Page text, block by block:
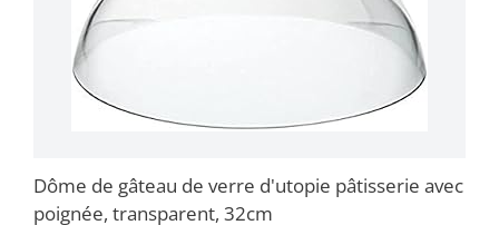
Dôme de gâteau de verre d'utopie pâtisserie avec
poignée, transparent, 32cm